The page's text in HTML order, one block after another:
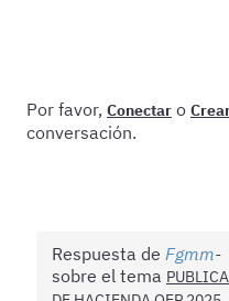
Por favor, Conectar o
conversación.
Respuesta de Fgmm
sobre el tema